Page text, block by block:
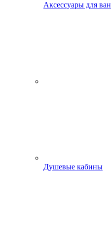
Аксессуары для
Душевые кабины